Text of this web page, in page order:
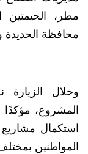
مطر، الحيمتين
محافظة الحديدة
وخلال الزيارة
المشروع،
استكمال مشاريع
المواطنين